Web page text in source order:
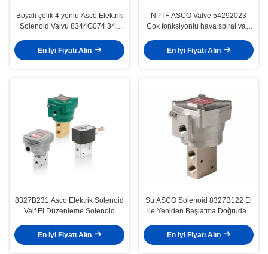
Boyalı çelik 4 yönlü Asco Elektrik
Solenoid Valvu 8344G074 344
En İyi Fiyatı Alın
NPTF ASCO Valve 54292023
Çok fonksiyonlu hava spiral valfi
En İyi Fiyatı Alın
8327B231 Asco Elektrik Solenoid
Valf El Düzenleme Solenoid
En İyi Fiyatı Alın
Su ASCO Solenoid 8327B122 El
ile Yeniden Başlatma Doğrudan
En İyi Fiyatı Alın